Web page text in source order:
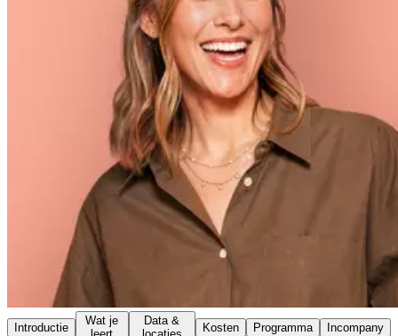
Introductie
Wat je
Data &
Kosten Programma
Incompany